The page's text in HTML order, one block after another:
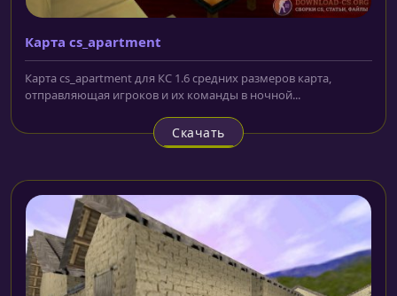
Карта cs_apartment
Карта cs_apartment для КС 1.6 средних размеров карта,
отправляющая игроков и их команды в ночной...
Скачать